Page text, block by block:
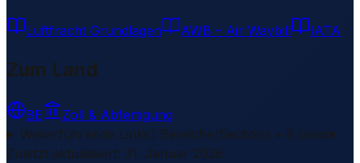
Luftfracht Grundlagen AWB – Air Waybill IATA
Zum Land
BE
Zoll & Abfertigung
Weiterführende Links1 Bereiche/Sections • 8 Links▾
Zuletzt aktualisiert: 31. Januar 2026